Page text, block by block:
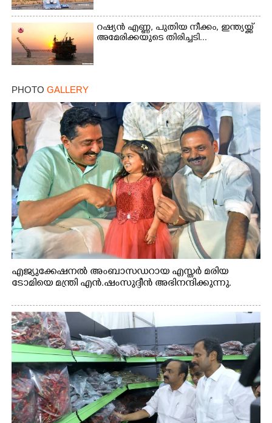
റഷ്യൻ എണ്ണ, പുതിയ നീക്കം, ഇന്ത്യയ്ക്ക്
അമേരിക്കയുടെ തിരിച്ചടി...
PHOTO GALLERY
എജ്യുക്കേഷനൽ അംബാസഡറായ എസ്തർ മരിയ
ടോമിയെ മന്ത്രി എൻ.ഷംസുദ്ദീൻ അഭിനന്ദിക്കുന്നു.